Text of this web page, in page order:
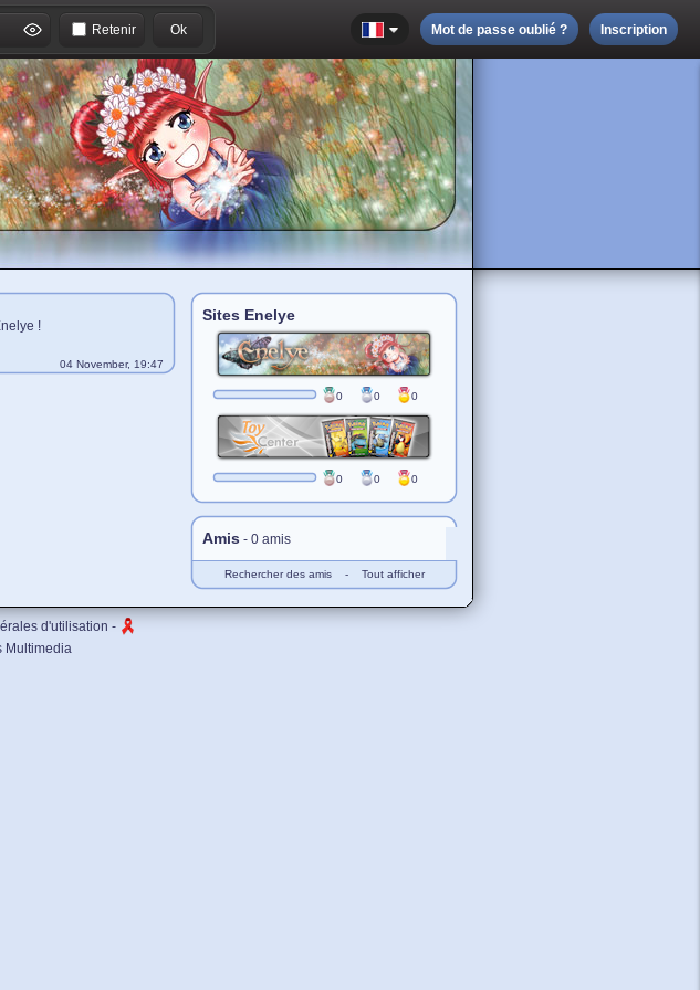
Retenir Mot de passe oublié ? Inscription
!
04 November, 19:47
Sites Enelye
0 0 0
0 0 0
Amis - 0 amis
Rechercher des amis- Tout afficher
d'utilisation -
Multimedia